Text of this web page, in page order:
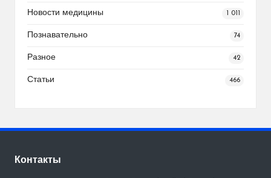
Новости медицины 1 011
Познавательно 74
Разное 42
Статьи 466
Контакты